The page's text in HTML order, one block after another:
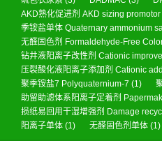
AKD熟化促进剂 AKD sizing promotor
季铵盐单体 Quaternary ammonium
无醛固色剂 Formaldehyde-Free
钻井液阳离子改性剂 Cationic
压裂酸化液阳离子添加剂 Cationic
聚季铵盐7 Polyquaternium-7 (1)
助留助滤体系阳离子定着剂
损纸易回用干湿增强剂 Damage
阳离子单体 (1) 无醛固色剂单体 (1)